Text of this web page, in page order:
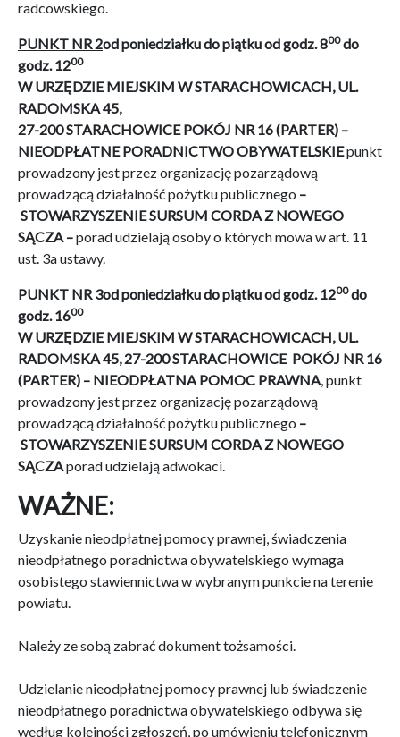
radcowskiego.
PUNKT NR 2od poniedziałku do piątkuod godz. 800do
godz. 1200
W URZĘDZIE MIEJSKIM W STARACHOWICACH, UL.
RADOMSKA 45,
27-200 STARACHOWICE POKÓJ NR 16 (PARTER) –
NIEODPŁATNE PORADNICTWO OBYWATELSKIEpunkt
prowadzony jest przez organizację pozarządową
prowadzącą działalność pożytku publicznego –
STOWARZYSZENIE SURSUM CORDA Z NOWEGO
SĄCZA –porad udzielają osoby o których mowa w art. 11
ust. 3a ustawy.
PUNKT NR 3od poniedziałku do piątkuod godz. 1200do
godz. 1600
W URZĘDZIE MIEJSKIM W STARACHOWICACH, UL.
RADOMSKA 45, 27-200 STARACHOWICE POKÓJ NR 16
(PARTER) – NIEODPŁATNA POMOC PRAWNA, punkt
prowadzony jest przez organizację pozarządową
prowadzącą działalność pożytku publicznego –
STOWARZYSZENIE SURSUM CORDA Z NOWEGO
SĄCZAporad udzielają adwokaci.
WAŻNE:
Uzyskanie nieodpłatnej pomocy prawnej, świadczenia
nieodpłatnego poradnictwa obywatelskiego wymaga
osobistego stawiennictwa w wybranym punkcie na terenie
powiatu.
Należy ze sobą zabrać dokument tożsamości.
Udzielanie nieodpłatnej pomocy prawnej lub świadczenie
nieodpłatnego poradnictwa obywatelskiego odbywa się
według kolejności zgłoszeń, po umówieniu telefonicznym